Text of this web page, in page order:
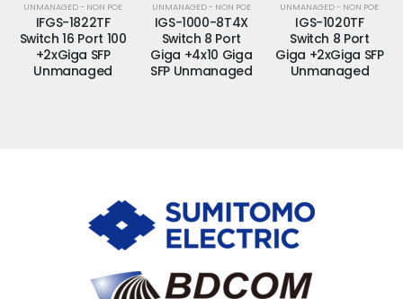
UNMANAGED - NON POE
IFGS-1822TF
Switch 16 Port 100
+2xGiga SFP
Unmanaged
UNMANAGED - NON POE
IGS-1000-8T4X
Switch 8 Port
Giga +4x10 Giga
SFP Unmanaged
UNMANAGED - NON POE
IGS-1020TF
Switch 8 Port
Giga +2xGiga SFP
Unmanaged